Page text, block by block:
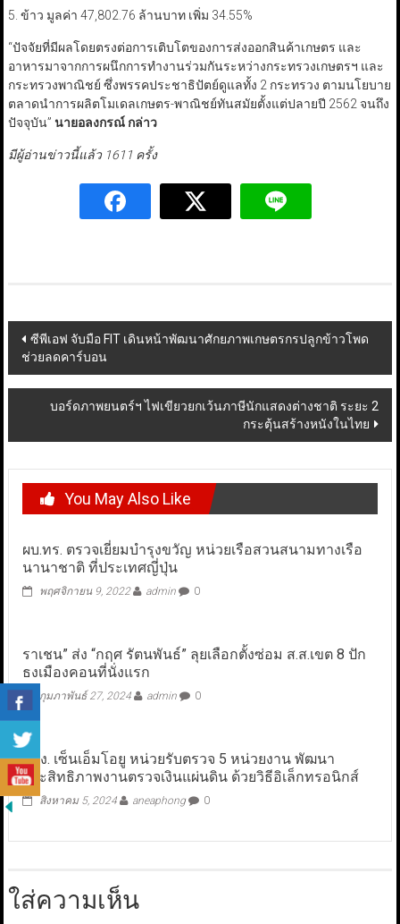
5. ข้าว มูลค่า 47,802.76 ล้านบาท เพิ่ม 34.55%
“ปัจจัยที่มีผลโดยตรงต่อการเติบโตของการส่งออกสินค้าเกษตร และ
อาหารมาจากการผนึกการทำงานร่วมกันระหว่างกระทรวงเกษตรฯ และ
กระทรวงพาณิชย์ ซึ่งพรรคประชาธิปัตย์ดูแลทั้ง 2 กระทรวง ตามนโยบาย
ตลาดนำการผลิตโมเดลเกษตร-พาณิชย์ทันสมัยตั้งแต่ปลายปี 2562 จนถึง
ปัจจุบัน” นายอลงกรณ์ กล่าว
มีผู้อ่านข่าวนี้แล้ว 1611 ครั้ง
Post
navigation
ซีพีเอฟ จับมือ FIT เดินหน้าพัฒนาศักยภาพเกษตรกรปลูกข้าวโพด
ช่วยลดคาร์บอน
บอร์ดภาพยนตร์ฯ ไฟเขียวยกเว้นภาษีนักแสดงต่างชาติ ระยะ 2
กระตุ้นสร้างหนังในไทย
You May Also Like
ผบ.ทร. ตรวจเยี่ยมบำรุงขวัญ หน่วยเรือสวนสนามทางเรือ
นานาชาติ ที่ประเทศญี่ปุ่น
พฤศจิกายน 9, 2022 admin 0
ราเชน” ส่ง “กฤศ รัตนพันธ์” ลุยเลือกตั้งซ่อม ส.ส.เขต 8 ปัก
ธงเมืองคอนที่นั่งแรก
กุมภาพันธ์ 27, 2024 admin 0
สตง. เซ็นเอ็มโอยู หน่วยรับตรวจ 5 หน่วยงาน พัฒนา
ประสิทธิภาพงานตรวจเงินแผ่นดิน ด้วยวิธีอิเล็กทรอนิกส์
สิงหาคม 5, 2024 aneaphong 0
ใส่ความเห็น